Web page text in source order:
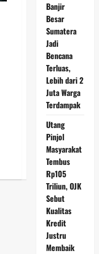
Banjir
Besar
Sumatera
Jadi
Bencana
Terluas,
Lebih dari 2
Juta Warga
Terdampak
Utang
Pinjol
Masyarakat
Tembus
Rp105
Triliun, OJK
Sebut
Kualitas
Kredit
Justru
Membaik